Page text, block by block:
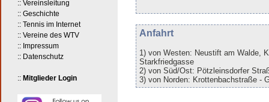
:: Vereinsleitung
:: Geschichte
:: Tennis im Internet
:: Vereine des WTV
:: Impressum
:: Datenschutz
:: Mitglieder Login
Anfahrt
1) von Westen: Neustift am Walde,
Starkfriedgasse
2) von Süd/Ost: Pötzleinsdorfer
3) von Norden: Krottenbachstraße -